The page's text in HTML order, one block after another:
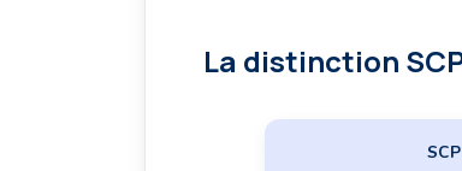
La distinction